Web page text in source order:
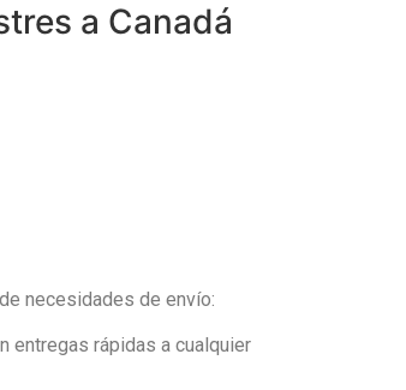
a Canadá
necesidades de envío:
entregas rápidas a cualquier